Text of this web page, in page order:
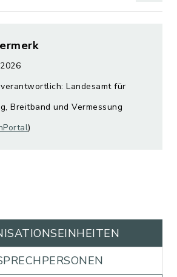
Landesamt für
Breitband und Vermessung
)